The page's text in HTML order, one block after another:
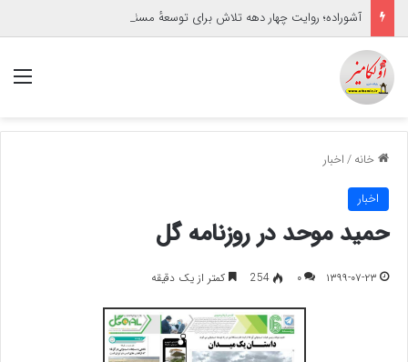
آشوراده؛ روایت چهار دهه تلاش برای توسعهٔ مسئولانه
خانه/اخبار
اخبار
حمید موحد در روزنامه گل
۱۳۹۹-۰۷-۲۳ ۰ 254 کمتر از یک دقیقه